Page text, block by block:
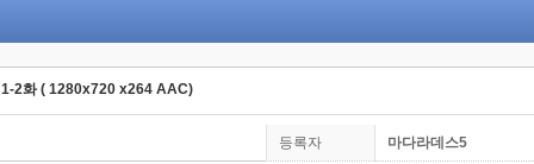
2화 ( 1280x720 x264 AAC)
등록자 마다라데스5